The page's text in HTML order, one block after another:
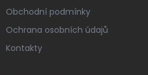
Obchodní podmínky
Ochrana osobních údajů
Kontakty